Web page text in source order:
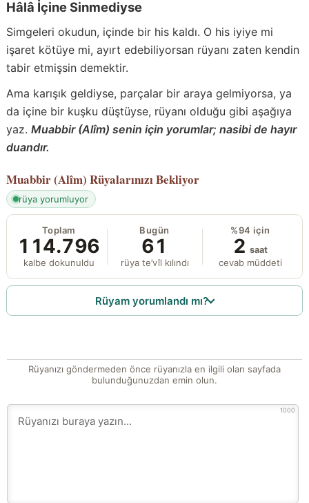
Hâlâ İçine Sinmediyse
Simgeleri okudun, içinde bir his kaldı. O his iyiye mi
işaret kötüye mi, ayırt edebiliyorsan rüyanı zaten kendin
tabir etmişsin demektir.
Ama karışık geldiyse, parçalar bir araya gelmiyorsa, ya
da içine bir kuşku düştüyse, rüyanı olduğu gibi aşağıya
yaz. Muabbir (Alîm) senin için yorumlar; nasibi de hayır
duandır.
Muabbir (Alîm) Rüyalarınızı Bekliyor
rüya yorumluyor
Toplam
114.796
kalbe dokunuldu
Bugün
61
rüya te’vîl kılındı
%94 için
2 saat
cevab müddeti
Rüyam yorumlandı mı?
Rüyanızı göndermeden önce rüyanızla en ilgili olan sayfada
bulunduğunuzdan emin olun.
1000